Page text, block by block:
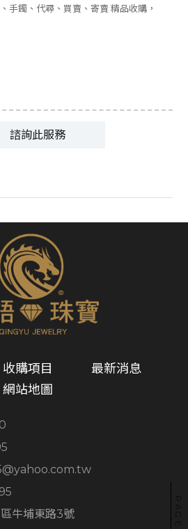
手鐲、代尋、買賣、寄賣 精品收購，
諮詢此服務
收購項目
最新消息
網站地圖
牛埔東路3號